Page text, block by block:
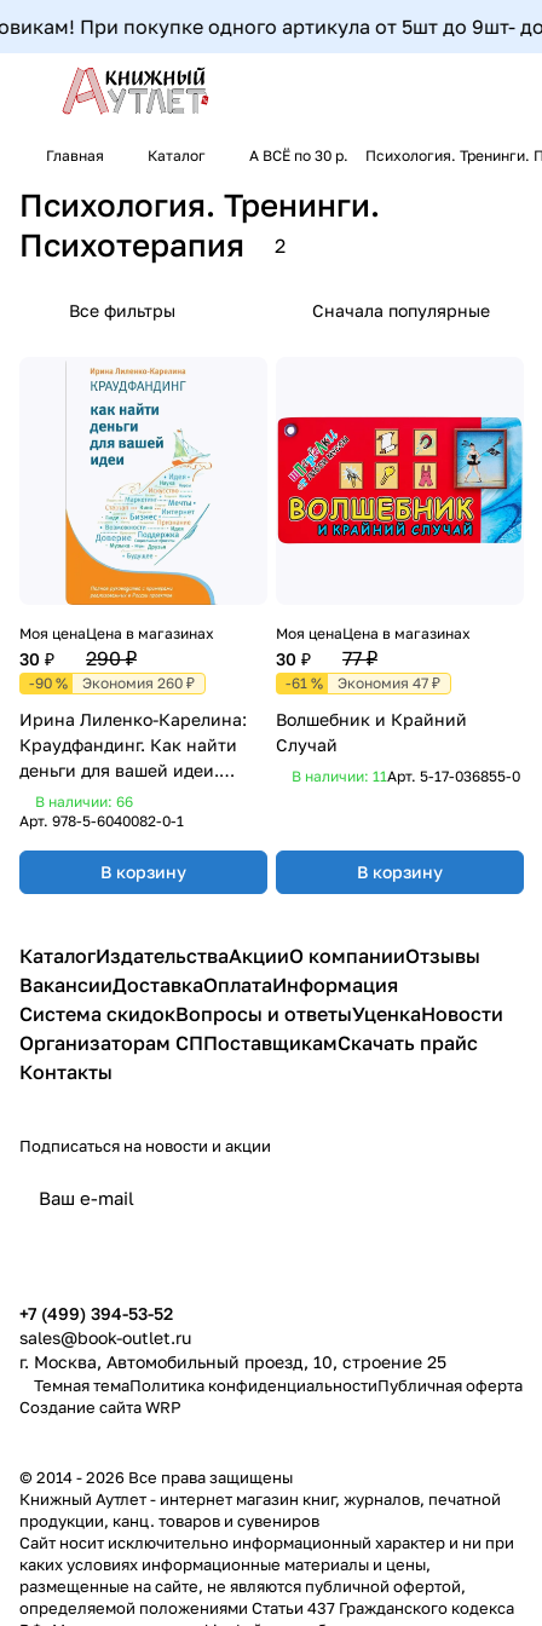
При покупке одного артикула от 5шт до 9шт-
Главная Каталог А ВСЁ по 30 р. Психология. Тренинги.
Психология. Тренинги.
Психотерапия
2
Все фильтры Сначала популярные
Моя цена
30 ₽
Цена в магазинах
290 ₽
-90 % Экономия 260 ₽
Ирина Лиленко-Карелина:
Краудфандинг. Как найти
деньги для вашей идеи.
Полное руководство с
примерами
В наличии: 66
Арт. 978-5-6040082-0-1
В корзину
Моя цена
30 ₽
Цена в магазинах
77 ₽
-61 % Экономия 47 ₽
Волшебник и Крайний
Случай
В наличии: 11Арт. 5-17-036855-0
В корзину
КаталогИздательстваАкцииО компанииОтзывы
ВакансииДоставкаОплатаИнформация
Система скидокВопросы и ответыУценкаНовости
Организаторам СППоставщикамСкачать прайс
Контакты
Подписаться на новости и акции
+7 (499) 394-53-52
sales@book-outlet.ru
г. Москва, Автомобильный проезд, 10, строение 25
Темная темаПолитика конфиденциальностиПубличная оферта
Создание сайтаWRP
© 2014 - 2026 Все права защищены
Книжный Аутлет - интернет магазин книг, журналов, печатной
продукции, канц. товаров и сувениров
Cайт носит исключительно информационный характер и ни при
каких условиях информационные материалы и цены,
размещенные на сайте, не являются публичной офертой,
определяемой положениями Статьи 437 Гражданского кодекса